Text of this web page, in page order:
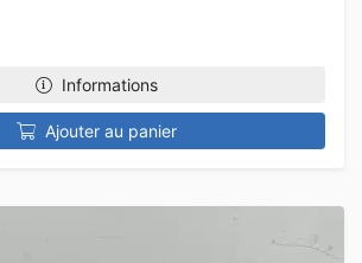
Informations
Ajouter au panier